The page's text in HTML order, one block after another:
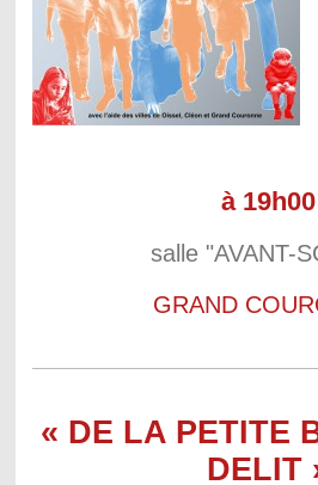
à 19h00
salle "AVANT-
GRAND
« DE LA PETITE
DELIT